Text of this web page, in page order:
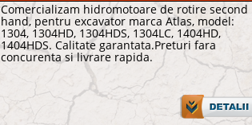
Comercializam hidromotoare de rotire second
hand, pentru excavator marca Atlas, model:
1304, 1304HD, 1304HDS, 1304LC, 1404HD,
1404HDS. Calitate garantata.Preturi fara
concurenta si livrare rapida.